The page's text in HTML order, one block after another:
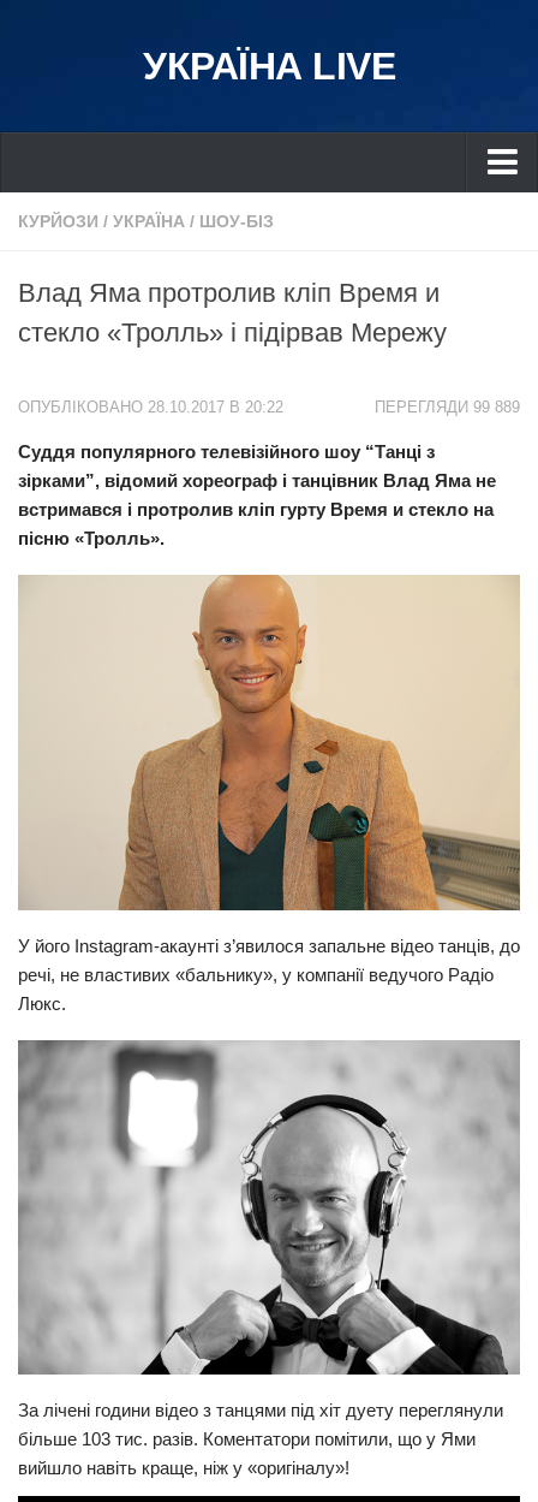
УКРАЇНА LIVE
Україна
Дніпро
Львів
Харків
Донбас
Одеса
Схід
Прикарпаття
Технології
Рецепти
Привітання
Кримінал
Курйози
Суспільство
КУРЙОЗИ / УКРАЇНА / ШОУ-БІЗ
Влад Яма протролив кліп Время и
стекло «Тролль» і підірвав Мережу
ПЕРЕГЛЯДИ 99 889
ОПУБЛІКОВАНО 28.10.2017 В 20:22
Суддя популярного телевізійного шоу “Танці з
зірками”, відомий хореограф і танцівник Влад Яма не
встримався і протролив кліп гурту Время и стекло на
пісню «Тролль».
У його Instagram-акаунті з’явилося запальне відео танців, до
речі, не властивих «бальнику», у компанії ведучого Радіо
Люкс.
За лічені години відео з танцями під хіт дуету переглянули
більше 103 тис. разів. Коментатори помітили, що у Ями
вийшло навіть краще, ніж у «оригіналу»!